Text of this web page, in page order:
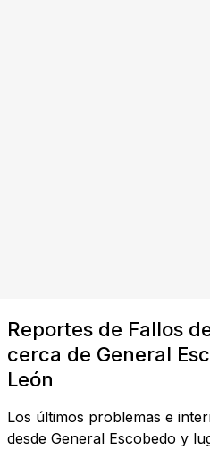
Reportes de Fallos
cerca de General
León
Los últimos problemas e
desde General Escobedo y